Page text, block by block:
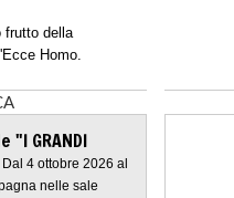
frutto della
Homo.
"I GRANDI
Dal 4 ottobre 2026 al
nelle sale